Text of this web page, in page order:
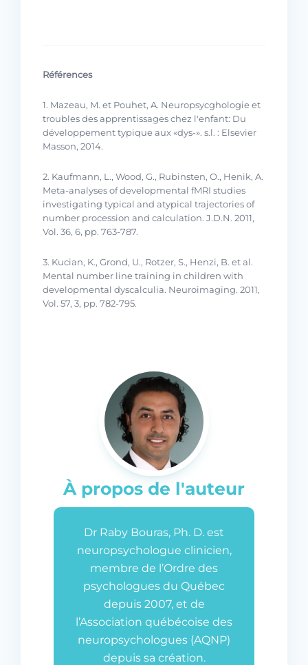
Références
1. Mazeau, M. et Pouhet, A. Neuropsycghologie et
troubles des apprentissages chez l'enfant: Du
développement typique aux «dys-». s.l. : Elsevier
Masson, 2014.
2. Kaufmann, L., Wood, G., Rubinsten, O., Henik, A.
Meta-analyses of developmental fMRI studies
investigating typical and atypical trajectories of
number procession and calculation. J.D.N. 2011,
Vol. 36, 6, pp. 763-787.
3. Kucian, K., Grond, U., Rotzer, S., Henzi, B. et al.
Mental number line training in children with
developmental dyscalculia. Neuroimaging. 2011,
Vol. 57, 3, pp. 782-795.
À propos de l'auteur
Dr Raby Bouras, Ph. D. est
neuropsychologue clinicien,
membre de l’Ordre des
psychologues du Québec
depuis 2007, et de
l’Association québécoise des
neuropsychologues (AQNP)
depuis sa création.